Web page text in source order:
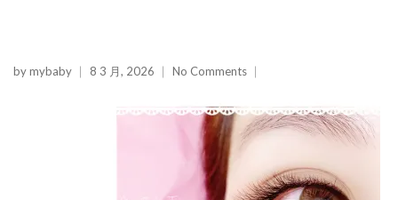
bymybaby 8 3 月, 2026 No Comments